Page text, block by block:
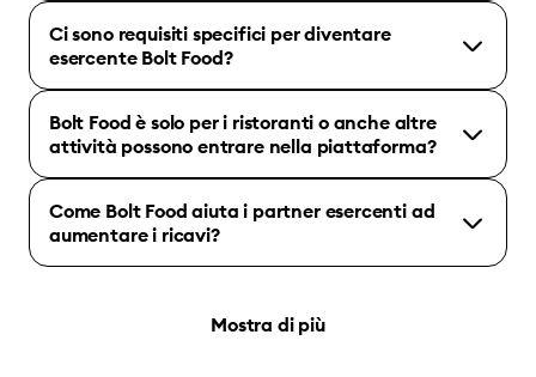
Ci sono requisiti specifici per diventare
esercente Bolt Food?
Bolt Food è solo per i ristoranti o anche altre
attività possono entrare nella piattaforma?
Come Bolt Food aiuta i partner esercenti ad
aumentare i ricavi?
Mostra di più